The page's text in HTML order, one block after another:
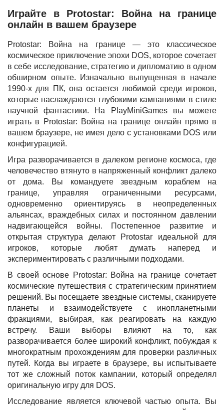
Играйте в Protostar: Война на границе
онлайн в вашем браузере
Protostar: Война на границе — это классическое
космическое приключение эпохи DOS, которое сочетает
в себе исследование, стратегию и дипломатию в одном
обширном опыте. Изначально выпущенная в начале
1990-х для ПК, она остается любимой среди игроков,
которые наслаждаются глубокими кампаниями в стиле
научной фантастики. На PlayMiniGames вы можете
играть в Protostar: Война на границе онлайн прямо в
вашем браузере, не имея дело с установками DOS или
конфигурацией.
Игра разворачивается в далеком регионе космоса, где
человечество втянуто в напряженный конфликт далеко
от дома. Вы командуете звездным кораблем на
границе, управляя ограниченными ресурсами,
одновременно ориентируясь в неопределенных
альянсах, враждебных силах и постоянном давлении
надвигающейся войны. Постепенное развитие и
открытая структура делают Protostar идеальной для
игроков, которые любят думать наперед и
экспериментировать с различными подходами.
В своей основе Protostar: Война на границе сочетает
космические путешествия с стратегическим принятием
решений. Вы посещаете звездные системы, сканируете
планеты и взаимодействуете с инопланетными
фракциями, выбирая, как реагировать на каждую
встречу. Ваши выборы влияют на то, как
разворачивается более широкий конфликт, побуждая к
многократным прохождениям для проверки различных
путей. Когда вы играете в браузере, вы испытываете
тот же сложный поток кампании, который определял
оригинальную игру для DOS.
Исследование является ключевой частью опыта. Вы